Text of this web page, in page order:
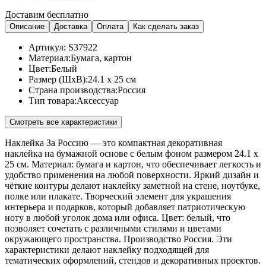
Доставим бесплатно
Описание Доставка Оплата Как сделать заказ
Артикул: S37922
Материал:Бумага, картон
Цвет:Белый
Размер (ШхВ):24.1 x 25 см
Страна производства:Россия
Тип товара:Аксессуар
Смотреть все характеристики
Наклейка За Россию — это компактная декоративная
наклейка на бумажной основе с белым фоном размером 24.1 x
25 см. Материал: бумага и картон, что обеспечивает легкость и
удобство применения на любой поверхности. Яркий дизайн и
чёткие контуры делают наклейку заметной на стене, ноутбуке,
полке или плакате. Творческий элемент для украшения
интерьера и подарков, который добавляет патриотическую
ноту в любой уголок дома или офиса. Цвет: белый, что
позволяет сочетать с различными стилями и цветами
окружающего пространства. Производство Россия. Эти
характеристики делают наклейку подходящей для
тематических оформлений, стендов и декоративных проектов.